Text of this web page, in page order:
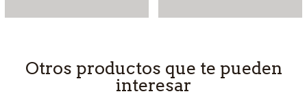
Otros productos que te pueden
interesar